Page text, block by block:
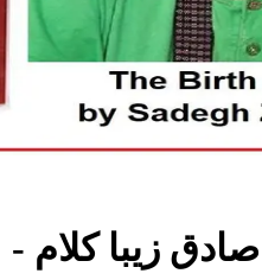
زیبا کلام -